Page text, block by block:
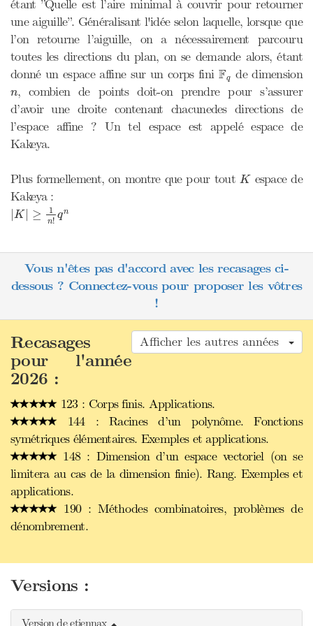
étant ”Quelle est l’aire minimal à couvrir pour retourner
une aiguille”. Généralisant l'idée selon laquelle, lorsque que
l’on retourne l’aiguille, on a nécessairement parcouru
toutes les directions du plan, on se demande alors, étant
donné un espace affine sur un corps fini Fq
Fq de dimension
n
n, combien de points doit-on prendre pour s’assurer
d’avoir une droite contenant chacunedes directions de
l’espace affine ? Un tel espace est appelé espace de
Kakeya.
Plus formellement, on montre que pour tout K
Kespace de
Kakeya :
K| ≥ 1
n! qn
| K| 1 !q
Vous n'êtes pas d'accord avec les recasages ci-
dessous ? Connectez-vous pour proposer les vôtres
!
Afficher les autres années
Recasages
pour l'année
2026 :
123 : Corps finis. Applications.
144 : Racines d’un polynôme. Fonctions
symétriques élémentaires. Exemples et applications.
148 : Dimension d’un espace vectoriel (on se
limitera au cas de la dimension finie). Rang. Exemples et
applications.
190 : Méthodes combinatoires, problèmes de
dénombrement.
Versions :
Version de etiennax